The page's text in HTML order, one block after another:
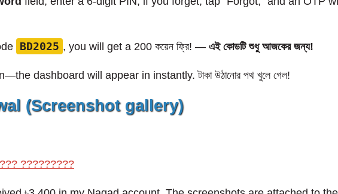
BD2025 , you will get a 200 কয়েন ফ্রি! — এই কোডটি শুধু আজকের জন্য!
dashboard will appear in instantly. টাকা উঠানোর পথ খুলে গেল!
(Screenshot gallery)
?????????